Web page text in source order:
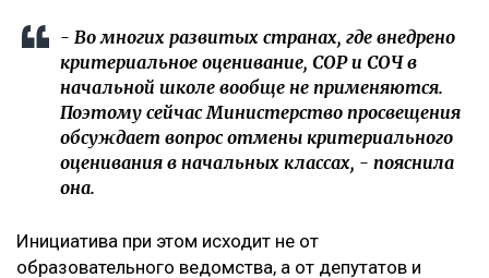
- Во многих развитых странах, где внедрено
критериальное оценивание, СОР и СОЧ в
начальной школе вообще не применяются.
Поэтому сейчас Министерство просвещения
обсуждает вопрос отмены критериального
оценивания в начальных классах, - пояснила
она.
Инициатива при этом исходит не от
образовательного ведомства, а от депутатов и